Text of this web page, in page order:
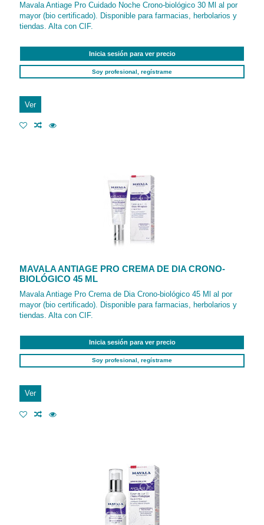
Mavala Antiage Pro Cuidado Noche Crono-biológico 30 Ml al por
mayor (bio certificado). Disponible para farmacias, herbolarios y
tiendas. Alta con CIF.
Inicia sesión para ver precio
Soy profesional, regístrame
Ver
MAVALA ANTIAGE PRO CREMA DE DIA CRONO-
BIOLÓGICO 45 ML
Mavala Antiage Pro Crema de Dia Crono-biológico 45 Ml al por
mayor (bio certificado). Disponible para farmacias, herbolarios y
tiendas. Alta con CIF.
Inicia sesión para ver precio
Soy profesional, regístrame
Ver